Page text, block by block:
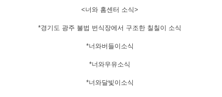
​<너와 홈센터 소식>
*경기도 광주 불법 번식장에서 구조한 칠칠이 소식
*너와버들이소식
*너와우유소식
*너와달빛이소식